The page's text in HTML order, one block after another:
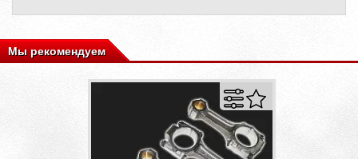
Мы рекомендуем